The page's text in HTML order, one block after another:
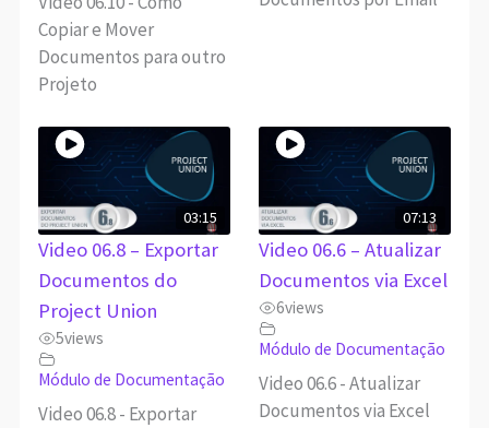
Copiar e Mover
Documentos para outro
Projeto
03:15
Video 06.8 – Exportar
Documentos do
Project Union
5views
Módulo de Documentação
Video 06.8 - Exportar
07:13
Video 06.6 – Atualizar
Documentos via Excel
6views
Módulo de Documentação
Video 06.6 - Atualizar
Documentos via Excel